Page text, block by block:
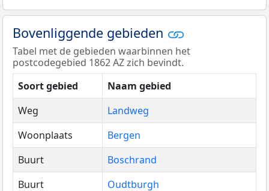
Bovenliggende gebieden
Tabel met de gebieden waarbinnen het
postcodegebied 1862 AZ zich bevindt.
Soort gebied
Naam gebied
Weg
Landweg
Woonplaats
Bergen
Buurt
Boschrand
Buurt
Oudtburgh